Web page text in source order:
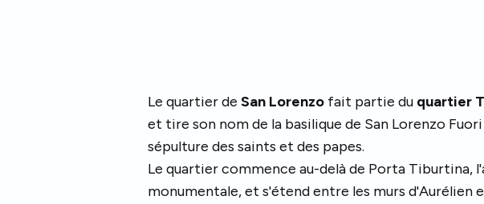
Le quartier de San Lorenzo fait partie du quartier
et tire son nom de la basilique de San Lorenzo Fuori
sépulture des saints et des papes.
Le quartier commence au-delà de Porta Tiburtina,
monumentale, et s'étend entre les murs d'Aurélien